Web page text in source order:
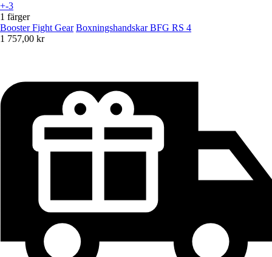
+-3
1 färger
Booster Fight Gear Boxningshandskar BFG RS 4
1 757,00 kr